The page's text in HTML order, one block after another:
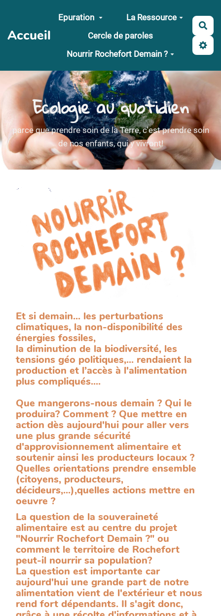
Aller au contenu principal
Accueil
Epuration
La Ressource
Cercle de paroles
Nourrir Rochefort Demain ?
Ecologie au quotidien
parce que prendre soin de la Terre, c'est prendre soin
de nos enfants, qui y vivront!
Et si demain... les perturbations
climatiques, la non-disponibilité des
énergies fossiles,
la diminution de la biodiversité, les
tensions géo politiques,... rendaient la
production et l’accès à l'alimentation
plus compliqués....
Que mangerons-nous demain ? Qui le
produira? Comment ? Que mettre en
action dès aujourd'hui pour aller vers
une plus grande sécurité
d'approvisionnement alimentaire et
soutenir ainsi les producteurs locaux ?
Quelles orientations prendre ensemble
(citoyens, producteurs,
décideurs,...),quelles actions mettre en
oeuvre ?
La question de la souveraineté
alimentaire est au centre du projet
"Nourrir Rochefort Demain ?" ou
comment le territoire de Rochefort
peut-il nourrir sa population?
La question est importante car
aujourd'hui une grande part de notre
alimentation vient de l'extérieur et nous
rend fort dépendants. Il s'agit donc,